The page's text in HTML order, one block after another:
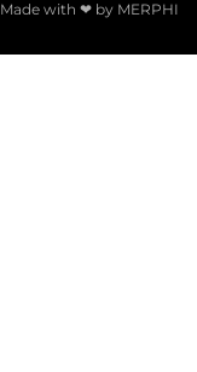
Made with ❤ by MERPHI